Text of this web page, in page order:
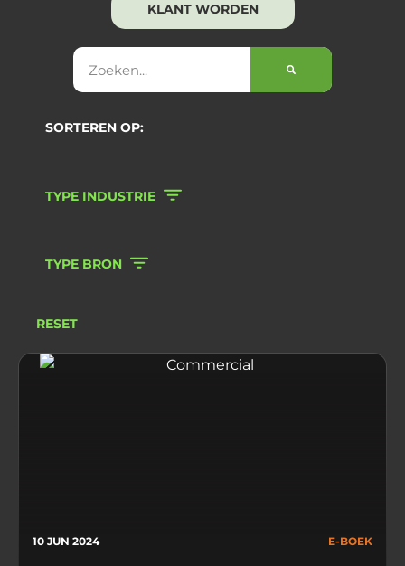
KLANT WORDEN
SORTEREN OP:
TYPE INDUSTRIE
TYPE BRON
RESET
10 JUN 2024 E-BOEK